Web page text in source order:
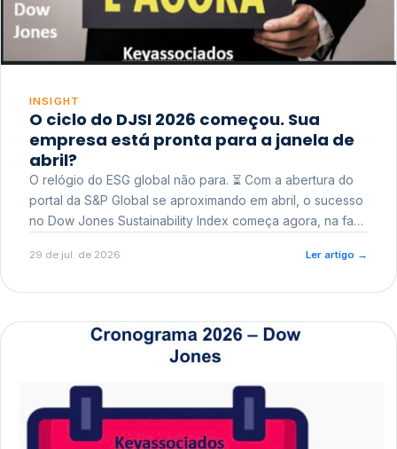
INSIGHT
O ciclo do DJSI 2026 começou. Sua
empresa está pronta para a janela de
abril?
O relógio do ESG global não para. ⏳ Com a abertura do
portal da S&P Global se aproximando em abril, o sucesso
no Dow Jones Sustainability Index começa agora, na fase
29 de jul. de 2026 Ler artigo →